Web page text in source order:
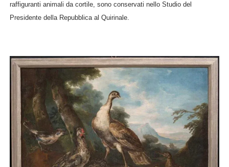
raffiguranti animali da cortile, sono conservati nello Studio del
Presidente della Repubblica al Quirinale.